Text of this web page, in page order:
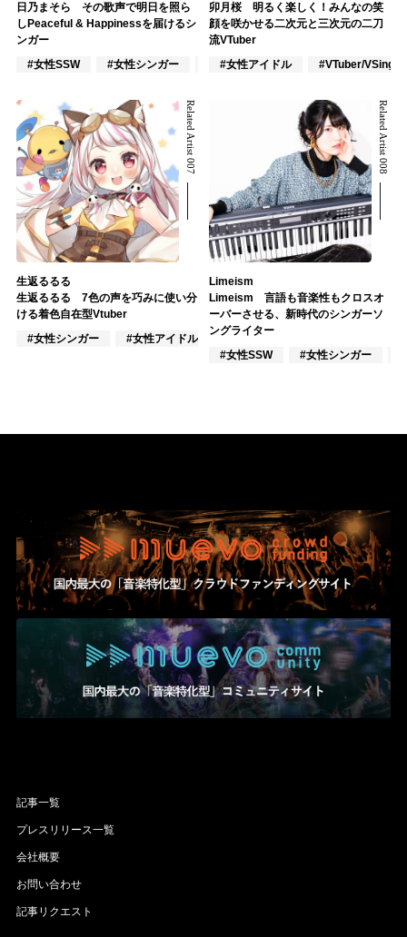
日乃まそら その歌声で明日を照ら
しPeaceful & Happinessを届けるシ
ンガー
#女性SSW
#女性シンガー #インディーズ
卯月桜 明るく楽しく！みんなの笑
顔を咲かせる二次元と三次元の二刀
流VTuber
#女性アイドル
#VTuber/VSinger
Related Artist 007
生返るるる
生返るるる 7色の声を巧みに使い分
ける着色自在型Vtuber
#女性シンガー
#女性アイドル #VOCALOID
Related Artist 008
Limeism
Limeism 言語も音楽性もクロスオ
ーバーさせる、新時代のシンガーソ
ングライター
#女性SSW
#女性シンガー
記事一覧
プレスリリース一覧
会社概要
お問い合わせ
記事リクエスト